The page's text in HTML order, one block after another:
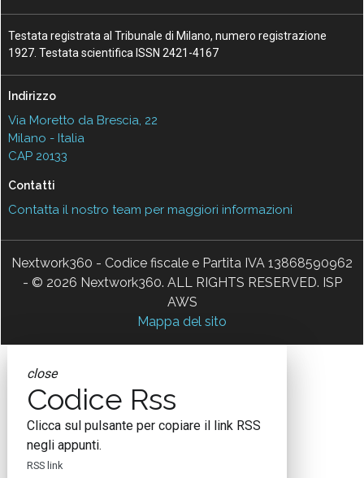
Testata registrata al Tribunale di Milano, numero registrazione
1927. Testata scientifica ISSN 2421-4167
Indirizzo
Via Moretto da Brescia, 22
Milano - Italia
CAP 20133
Contatti
Contatta il nostro team per maggiori informazioni
Nextwork360 - Codice fiscale e Partita IVA 13868590962
- © 2026 Nextwork360. ALL RIGHTS RESERVED. ISP
AWS
Mappa del sito
close
Codice Rss
Clicca sul pulsante per copiare il link RSS
negli appunti.
RSS link